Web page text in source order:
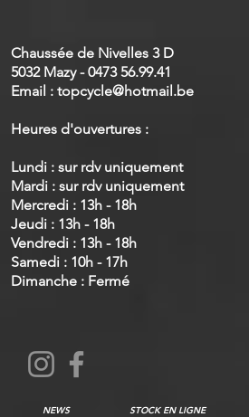
Chaussée de Nivelles 3 D
5032 Mazy - 0473 56.99.41
Email : topcycle@hotmail.be
Heures d'ouvertures :
Lundi : sur rdv uniquement
Mardi : sur rdv uniquement
Mercredi : 13h - 18h
Jeudi : 13h - 18h
Vendredi : 13h - 18h
Samedi : 10h - 17h
Dimanche : Fermé
NEWS STOCK EN LIGNE